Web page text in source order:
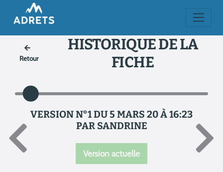
Retour
HISTORIQUE DE LA
FICHE
VERSION N°1 DU 5 MARS 20 À 16:23
PAR SANDRINE
Version actuelle